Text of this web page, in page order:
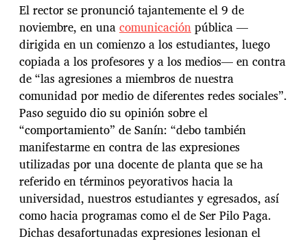
El rector se pronunció tajantemente el 9 de
noviembre, en unacomunicaciónpública —
dirigida en un comienzo a los estudiantes, luego
copiada a los profesores y a los medios— en contra
de “las agresiones a miembros de nuestra
comunidad por medio de diferentes redes sociales”.
Paso seguido dio su opinión sobre el
“comportamiento” de Sanín: “debo también
manifestarme en contra de las expresiones
utilizadas por una docente de planta que se ha
referido en términos peyorativos hacia la
universidad, nuestros estudiantes y egresados, así
como hacia programas como el de Ser Pilo Paga.
Dichas desafortunadas expresiones lesionan el